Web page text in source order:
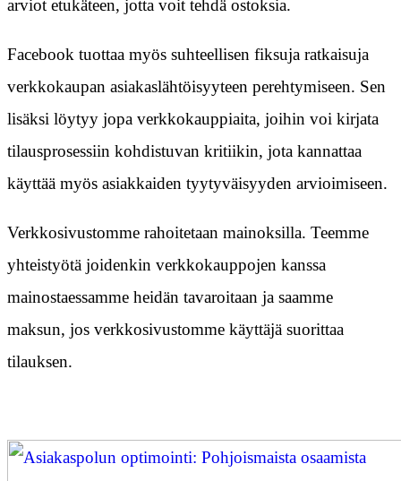
arviot etukäteen, jotta voit tehdä ostoksia.
Facebook tuottaa myös suhteellisen fiksuja ratkaisuja
verkkokaupan asiakaslähtöisyyteen perehtymiseen. Sen
lisäksi löytyy jopa verkkokauppiaita, joihin voi kirjata
tilausprosessiin kohdistuvan kritiikin, jota kannattaa
käyttää myös asiakkaiden tyytyväisyyden arvioimiseen.
Verkkosivustomme rahoitetaan mainoksilla. Teemme
yhteistyötä joidenkin verkkokauppojen kanssa
mainostaessamme heidän tavaroitaan ja saamme
maksun, jos verkkosivustomme käyttäjä suorittaa
tilauksen.